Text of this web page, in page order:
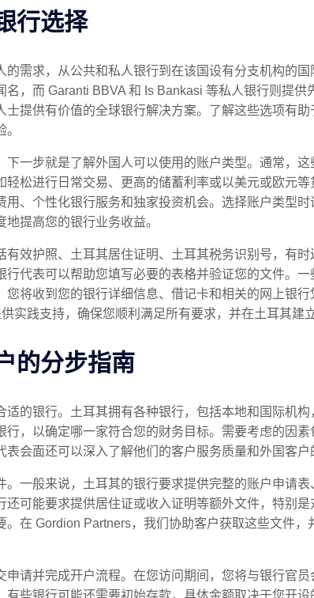
行选择
需求，从公共和私人银行到在该国设有分支机构的
，而 Garanti BBVA 和 Is Bankasi 等私人银行则提供
提供有价值的全球银行解决方案。了解这些选项有
一步就是了解外国人可以使用的账户类型。通常，
松进行日常交易、更高的储蓄利率或以美元或欧元
、个性化银行服务和独家投资机会。选择账户类型
提高您的银行业务收益。
效护照、土耳其居住证明、土耳其税务识别号，有
代表可以帮助您填写必要的表格并验证您的文件。
将收到您的银行详细信息、借记卡和相关的网上银
实践支持，确保您顺利满足所有要求，并在土耳其建
的分步指南
的银行。土耳其拥有各种银行，包括本地和国际机
，以确定哪一家符合您的财务目标。需要考虑的因
会面还可以深入了解他们的客户服务质量和外国客户
一般来说，土耳其的银行要求提供完整的账户申请
还可能要求提供居住证或收入证明等额外文件，特别
在 Gordion Partners，我们协助客户获取这些文件
申请并完成开户流程。在您访问期间，您将与银行官